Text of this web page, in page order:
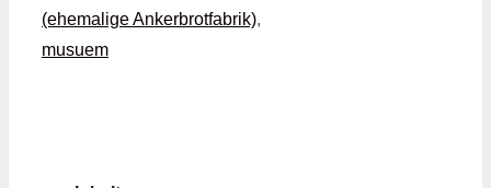
(ehemalige Ankerbrotfabrik),
musuem